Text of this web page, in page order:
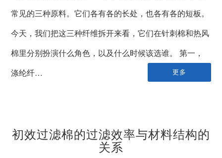
常见的三种原料。它们各有各的长处，也各有各的短板。
今天，我们把这三种纤维拆开来看，它们在针刺棉和热风
棉里分别扮演什么角色，以及什么时候该选谁。 第一，
涤纶纤…
更多
初效过滤棉的过滤效率与材料结构的
关系